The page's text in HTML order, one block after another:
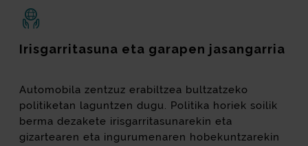
Irisgarritasuna eta garapen jasangarria
Automobila zentzuz erabiltzea bultzatzeko
politiketan laguntzen dugu. Politika horiek soilik
berma dezakete irisgarritasunarekin eta
gizartearen eta ingurumenaren hobekuntzarekin